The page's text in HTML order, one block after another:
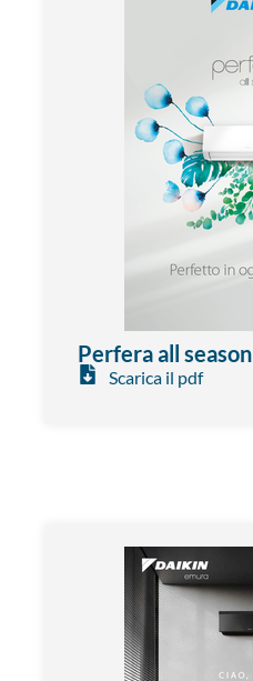
Perfera all season
Scarica il pdf